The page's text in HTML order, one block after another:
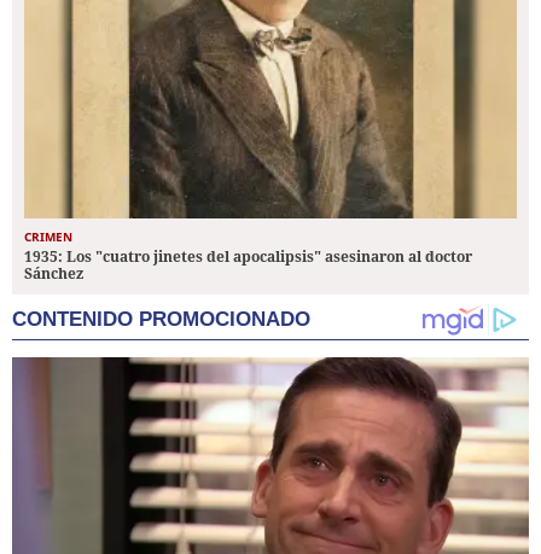
CRIMEN
1935: Los "cuatro jinetes del apocalipsis" asesinaron al doctor
Sánchez
CONTENIDO PROMOCIONADO